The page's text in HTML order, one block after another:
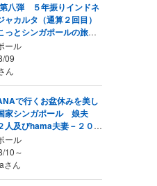
八弾 ５年振りインドネ
ャカルタ（通算２回目）
っとシンガポールの旅
】
ール
09
ん
で行くお盆休みを美し
家シンガポール 娘夫
人及びhama夫妻－２０２
ール
10～
さん